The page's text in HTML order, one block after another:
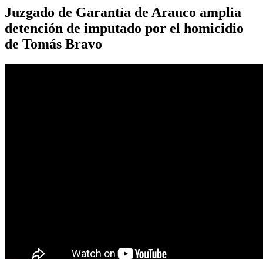
Juzgado de Garantía de Arauco amplia
detención de imputado por el homicidio
de Tomás Bravo